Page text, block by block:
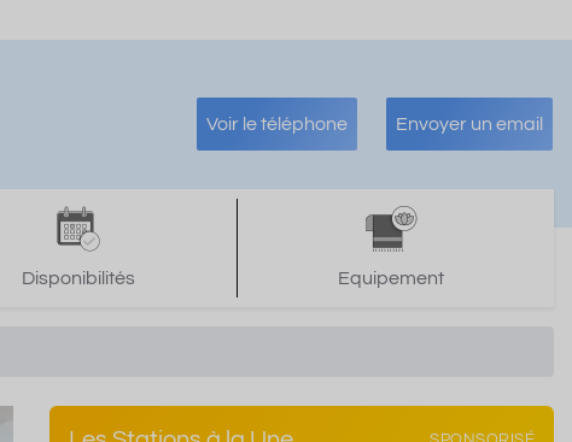
Voir le téléphone Envoyer un email
Disponibilités Equipement